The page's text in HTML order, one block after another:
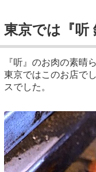
東京では『听
『听』のお肉の素晴
東京ではこのお店で
スでした。